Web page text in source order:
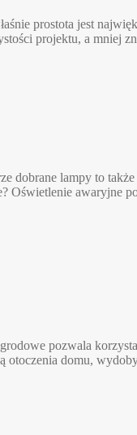
prostota jest
projektu, a mniej
dobrane lampy to
Oświetlenie awaryjne
pozwala
domu,